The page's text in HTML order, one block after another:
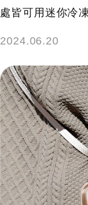
處皆可用迷你冷
2024.06.20